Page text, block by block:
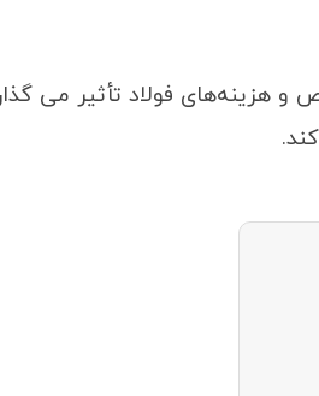
و هزینه‌های فولاد تأثیر می